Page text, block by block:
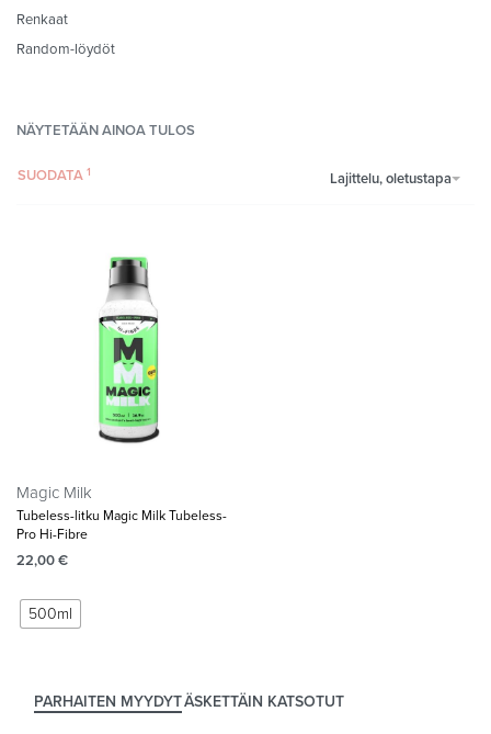
Renkaat
Random-löydöt
NÄYTETÄÄN AINOA TULOS
Lajittelu, oletustapa
SUODATA
Magic Milk
Tubeless-litku Magic Milk Tubeless-
Pro Hi-Fibre
22,00€
500ml
PARHAITEN MYYDYTÄSKETTÄIN KATSOTUT